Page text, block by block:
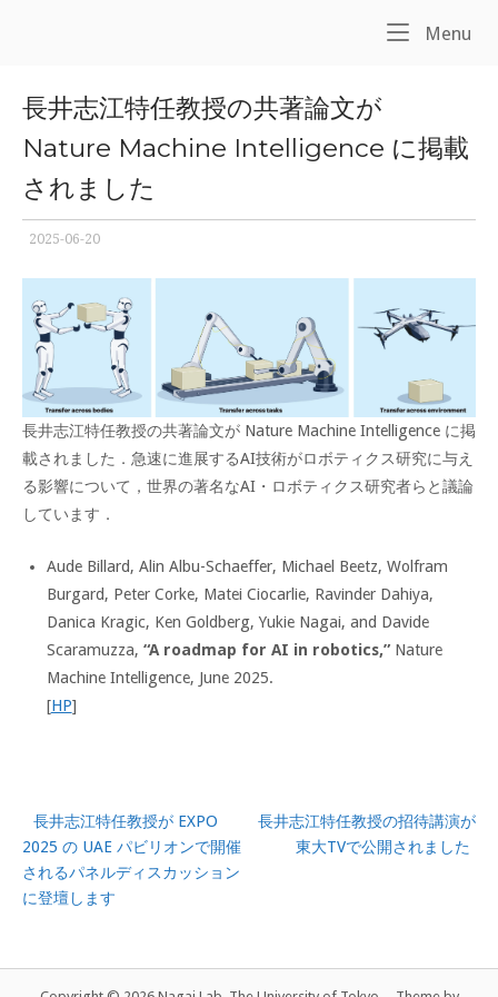
Menu
長井志江特任教授の共著論文が
Nature Machine Intelligence に掲載
されました
2025-06-20
長井志江特任教授の共著論文が Nature Machine Intelligence に掲
載されました．急速に進展するAI技術がロボティクス研究に与え
る影響について，世界の著名なAI・ロボティクス研究者らと議論
しています．
Aude Billard, Alin Albu-Schaeffer, Michael Beetz, Wolfram
Burgard, Peter Corke, Matei Ciocarlie, Ravinder Dahiya,
Danica Kragic, Ken Goldberg, Yukie Nagai, and Davide
Scaramuzza, “A roadmap for AI in robotics,”Nature
Machine Intelligence, June 2025.
[HP]
Post
navigation
長井志江特任教授が EXPO
2025 の UAE パビリオンで開催
されるパネルディスカッション
に登壇します
長井志江特任教授の招待講演が
東大TVで公開されました